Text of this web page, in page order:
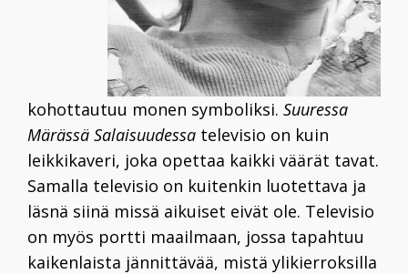
kohottautuu monen symboliksi. Suuressa
Märässä Salaisuudessa televisio on kuin
leikkikaveri, joka opettaa kaikki väärät tavat.
Samalla televisio on kuitenkin luotettava ja
läsnä siinä missä aikuiset eivät ole. Televisio
on myös portti maailmaan, jossa tapahtuu
kaikenlaista jännittävää, mistä ylikierroksilla